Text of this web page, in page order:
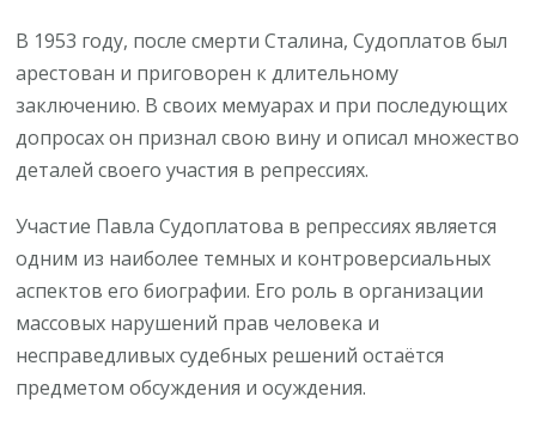
В 1953 году, после смерти Сталина, Судоплатов был
арестован и приговорен к длительному
заключению. В своих мемуарах и при последующих
допросах он признал свою вину и описал множество
деталей своего участия в репрессиях.
Участие Павла Судоплатова в репрессиях является
одним из наиболее темных и контроверсиальных
аспектов его биографии. Его роль в организации
массовых нарушений прав человека и
несправедливых судебных решений остаётся
предметом обсуждения и осуждения.